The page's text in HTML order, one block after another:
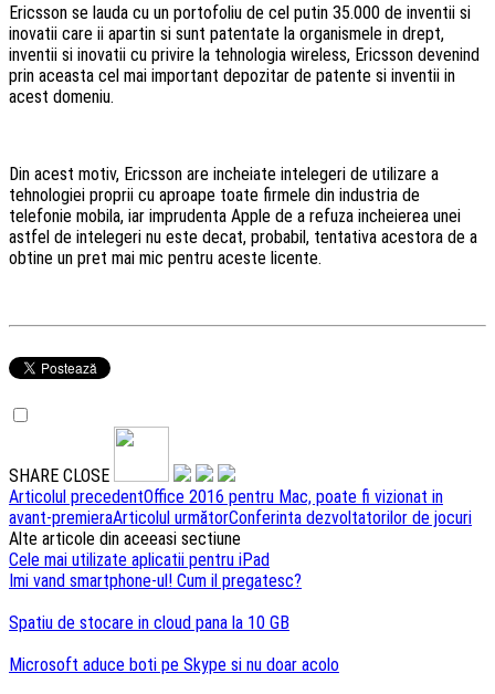
Ericsson se lauda cu un portofoliu de cel putin 35.000 de inventii si
inovatii care ii apartin si sunt patentate la organismele in drept,
inventii si inovatii cu privire la tehnologia wireless, Ericsson devenind
prin aceasta cel mai important depozitar de patente si inventii in
acest domeniu.
Din acest motiv, Ericsson are incheiate intelegeri de utilizare a
tehnologiei proprii cu aproape toate firmele din industria de
telefonie mobila, iar imprudenta Apple de a refuza incheierea unei
astfel de intelegeri nu este decat, probabil, tentativa acestora de a
obtine un pret mai mic pentru aceste licente.
SHARE CLOSE
Navigare
articole
Articolul precedentOffice 2016 pentru Mac, poate fi vizionat in
avant-premieraArticolul următorConferinta dezvoltatorilor de jocuri
Alte articole din aceeasi sectiune
Cele mai utilizate aplicatii pentru iPad
Imi vand smartphone-ul! Cum il pregatesc?
Spatiu de stocare in cloud pana la 10 GB
Microsoft aduce boti pe Skype si nu doar acolo